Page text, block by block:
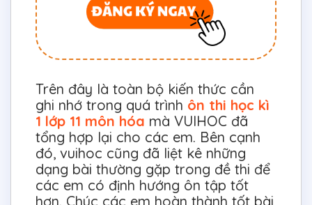
Trên đây là toàn bộ kiến thức cần
ghi nhớ trong quá trình ôn thi học kì
1 lớp 11 môn hóa mà VUIHOC đã
tổng hợp lại cho các em. Bên cạnh
đó, vuihoc cũng đã liệt kê những
dạng bài thường gặp trong đề thi để
các em có định hướng ôn tập tốt
hơn. Chúc các em hoàn thành tốt bài